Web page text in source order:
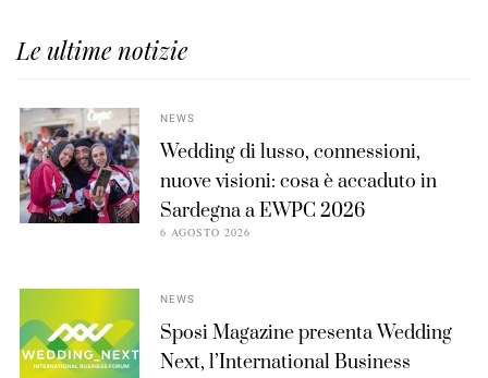
Le ultime notizie
NEWS
Wedding di lusso, connessioni,
nuove visioni: cosa è accaduto in
Sardegna a EWPC 2026
6 AGOSTO 2026
NEWS
Sposi Magazine presenta Wedding
Next, l’International Business